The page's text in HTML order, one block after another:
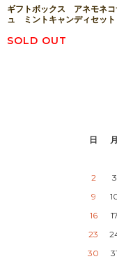
ギフトボックス アネモネコ
ュ ミントキャンディセット
SOLD OUT
日
月
2
3
9
16
17
23
30
31